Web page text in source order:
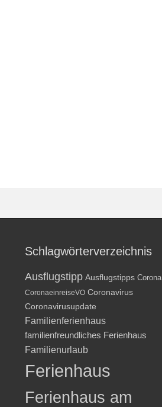
Schlagwörterverzeichnis
Ausflugstipp Ausflugstipps Corona
CoronaeinreiseVO Coronavirus
Coronavirusupdate
Familienferienhaus
familienfreundliches Ferienhaus
Familienurlaub
Ferienhaus
Ferienhaus am